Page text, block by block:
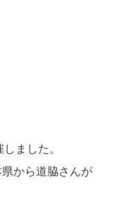
ました。
から道脇さんが